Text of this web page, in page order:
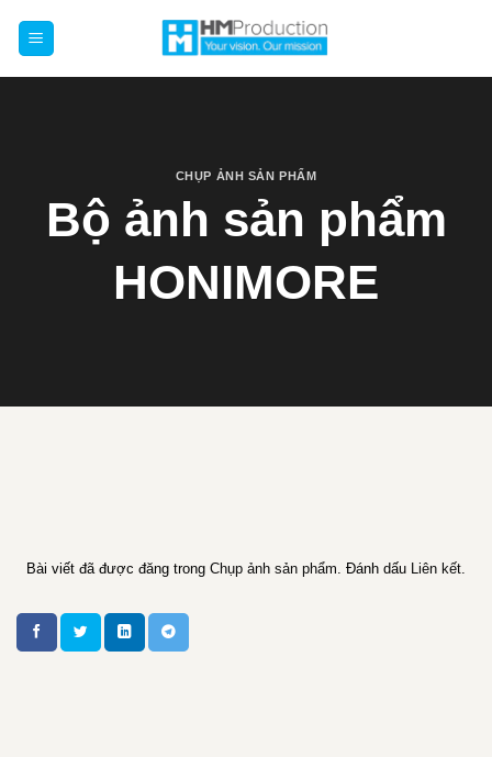
CHỤP ẢNH SẢN PHẨM
Bộ ảnh sản phẩm
HONIMORE
Bài viết đã được đăng trong Chụp ảnh sản phẩm. Đánh dấu Liên kết.